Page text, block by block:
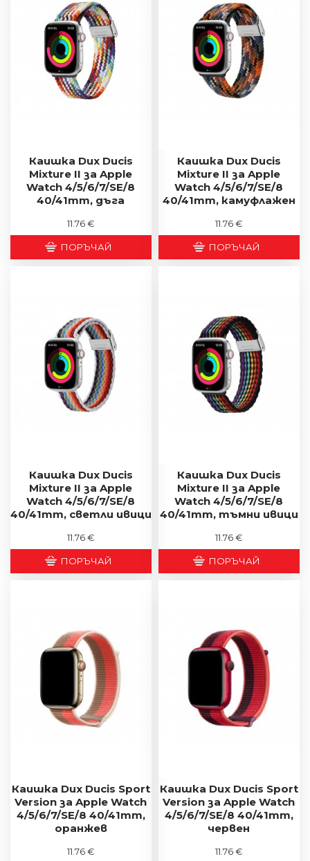
Каишка Dux Ducis
Mixture II за Apple
Watch 4/5/6/7/SE/8
40/41mm, дъга
11.76 €
ПОРЪЧАЙ
Каишка Dux Ducis
Mixture II за Apple
Watch 4/5/6/7/SE/8
40/41mm, камуфлажен
11.76 €
ПОРЪЧАЙ
Каишка Dux Ducis
Mixture II за Apple
Watch 4/5/6/7/SE/8
40/41mm, светли ивици
11.76 €
ПОРЪЧАЙ
Каишка Dux Ducis
Mixture II за Apple
Watch 4/5/6/7/SE/8
40/41mm, тъмни ивици
11.76 €
ПОРЪЧАЙ
Каишка Dux Ducis Sport
Version за Apple Watch
4/5/6/7/SE/8 40/41mm,
оранжев
11.76 €
Каишка Dux Ducis Sport
Version за Apple Watch
4/5/6/7/SE/8 40/41mm,
червен
11.76 €